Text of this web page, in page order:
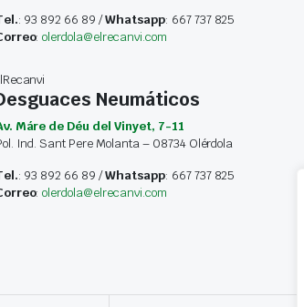
: 93 892 66 89 /Whatsapp: 667 737 825
:olerdola@elrecanvi.com
Neumáticos
Máre de Déu del Vinyet, 7-11
Ind. Sant Pere Molanta – 08734 Olérdola
: 93 892 66 89 /Whatsapp: 667 737 825
:olerdola@elrecanvi.com